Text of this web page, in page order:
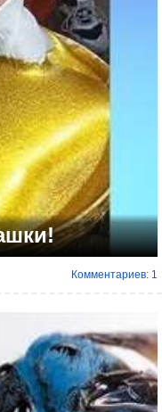
Комментариев: 1